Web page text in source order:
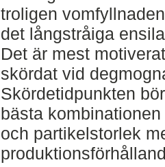
troligen
det långstråiga
Det är mest
skördat vid
Skördetidpunkten
bästa
och partikelstorlek